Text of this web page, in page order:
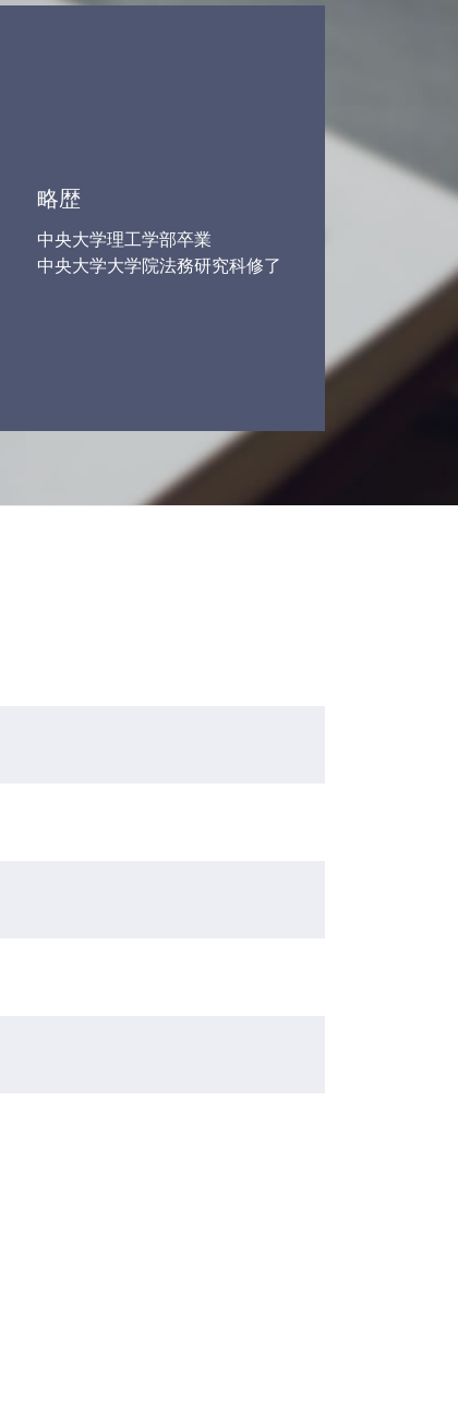
個人再生 任意整理
労働基準法 弁護士
略歴
中央大学理工学部卒業
中央大学大学院法務研究科修了